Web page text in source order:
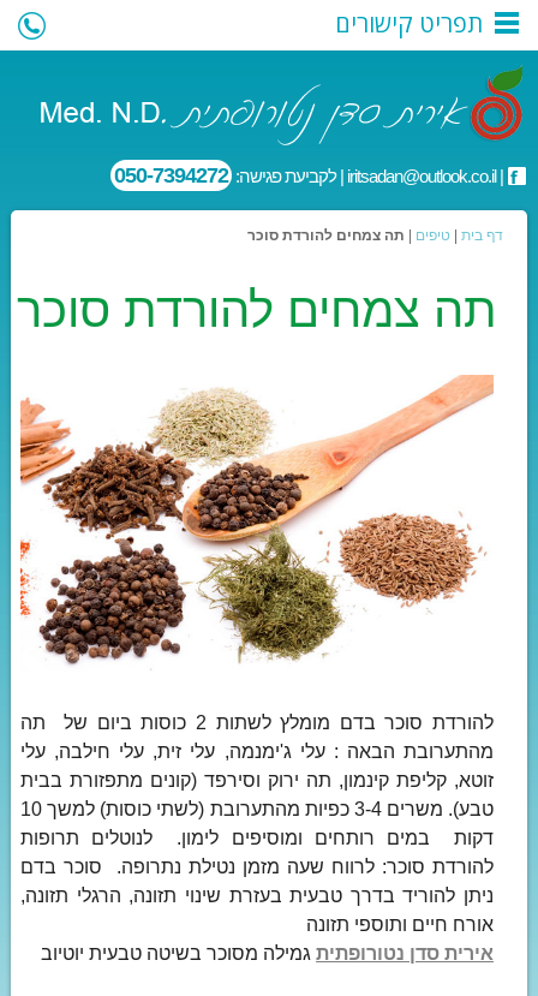
|
iritsadan@outlook.co.il | לקביעת פגישה: 050-7394272
דף בית| טיפים תה צמחים להורדת סוכר
תה צמחים להורדת סוכר
להורדת סוכר בדם מומלץ לשתות 2 כוסות ביום של תה
מהתערובת הבאה : עלי ג'ימנמה, עלי זית, עלי חילבה, עלי
זוטא, קליפת קינמון, תה ירוק וסירפד (קונים מתפזורת בבית
טבע). משרים 3-4 כפיות מהתערובת (לשתי כוסות) למשך 10
דקות במים רותחים ומוסיפים לימון. לנוטלים תרופות
להורדת סוכר: לרווח שעה מזמן נטילת נתרופה. סוכר בדם
ניתן להוריד בדרך טבעית בעזרת שינוי תזונה, הרגלי תזונה,
אורח חיים ותוספי תזונה
אירית סדן נטורופתיתגמילה מסוכר בשיטה טבעית יוטיוב
תפריט קישורים